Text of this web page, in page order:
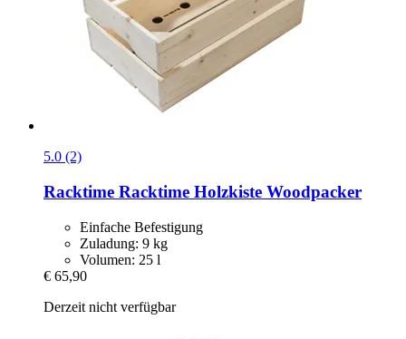
5.0 (2)
Racktime Racktime Holzkiste Woodpacker
Einfache Befestigung
Zuladung: 9 kg
Volumen: 25 l
€ 65,90
Derzeit nicht verfügbar